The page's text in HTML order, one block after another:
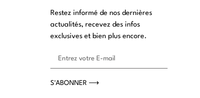
Restez informé de nos dernières
actualités, recevez des infos
exclusives et bien plus encore.
S'ABONNER ⟶